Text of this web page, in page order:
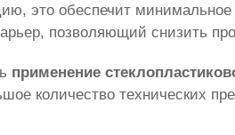
это обеспечит
позволяющий снизить
применение
количество технических